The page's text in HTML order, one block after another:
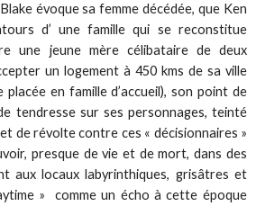
évoque sa femme décédée, que Ken
d’ une famille qui se reconstitue
une jeune mère célibataire de deux
un logement à 450 kms de sa ville
en famille d’accueil), son point de
tendresse sur ses personnages, teinté
de révolte contre ces « décisionnaires »
presque de vie et de mort, dans des
aux locaux labyrinthiques, grisâtres et
» comme un écho à cette époque